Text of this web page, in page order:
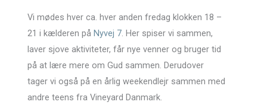
Vi mødes hver ca. hver anden fredag klokken 18 –
21 i kælderen påNyvej 7. Her spiser vi sammen,
laver sjove aktiviteter, får nye venner og bruger tid
på at lære mere om Gud sammen. Derudover
tager vi også på en årlig weekendlejr sammen med
andre teens fra Vineyard Danmark.